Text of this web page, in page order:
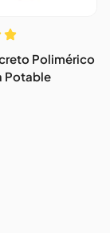
Polimérico
Potable